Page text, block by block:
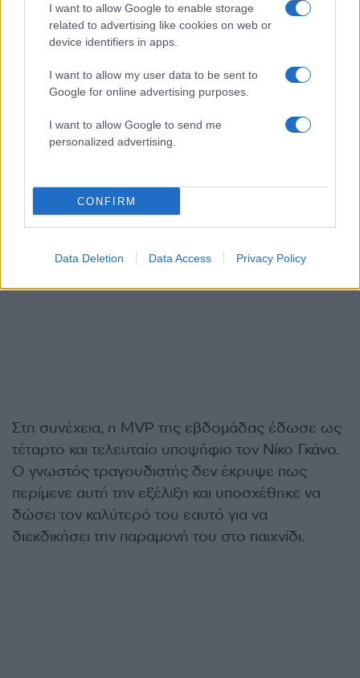
I want to allow Google to enable storage
related to advertising like cookies on web or
device identifiers in apps.
I want to allow my user data to be sent to
Google for online advertising purposes.
I want to allow Google to send me
personalized advertising.
CONFIRM
Data Deletion Data Access Privacy Policy
αδύναμος αγωνιστικά παίκτης. Βλέπω ότι μάλλον
η ομάδα μου δεν με πιστεύει», είπε.
Στη συνέχεια, η MVP της εβδομάδας έδωσε ως
τέταρτο και τελευταίο υποψήφιο τον Νίκο Γκάνο.
Ο γνωστός τραγουδιστής δεν έκρυψε πως
περίμενε αυτή την εξέλιξη και υποσχέθηκε να
δώσει τον καλύτερό του εαυτό για να
διεκδικήσει την παραμονή του στο παιχνίδι.